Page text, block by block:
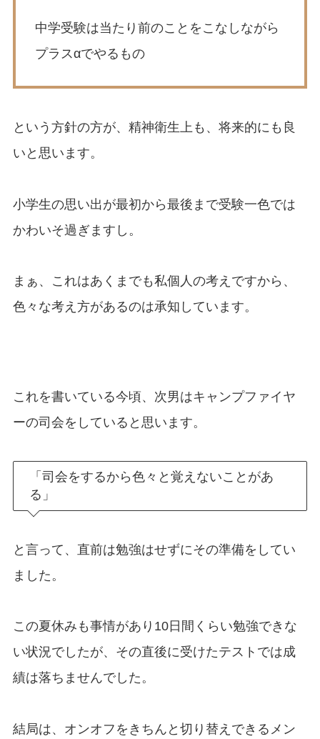
中学受験は当たり前のことをこなしながら
プラスαでやるもの
という方針の方が、精神衛生上も、将来的にも良
いと思います。
小学生の思い出が最初から最後まで受験一色では
かわいそ過ぎますし。
まぁ、これはあくまでも私個人の考えですから、
色々な考え方があるのは承知しています。
これを書いている今頃、次男はキャンプファイヤ
ーの司会をしていると思います。
「司会をするから色々と覚えないことがあ
る」
と言って、直前は勉強はせずにその準備をしてい
ました。
この夏休みも事情があり10日間くらい勉強できな
い状況でしたが、その直後に受けたテストでは成
績は落ちませんでした。
結局は、オンオフをきちんと切り替えできるメン